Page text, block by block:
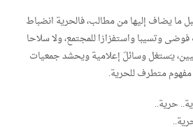
ما يضاف إليها من مطالب، فالحرية انضباط
وتسيبا واستفزازا للمجتمع، ولا سلاحا
يـَستغل وسائلَ إعلامية ويحشد جمعيات
متطرف للحرية.
حرية..